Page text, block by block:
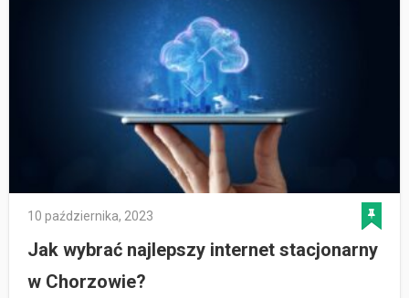
10 października, 2023
Jak wybrać najlepszy internet stacjonarny
w Chorzowie?